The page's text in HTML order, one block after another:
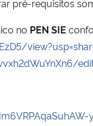
pré-requisitos
no PEN SIE